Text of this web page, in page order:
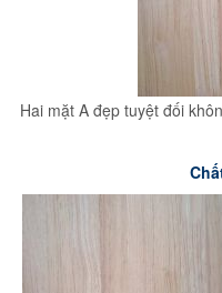
Hai mặt A đẹp tuyệt đối